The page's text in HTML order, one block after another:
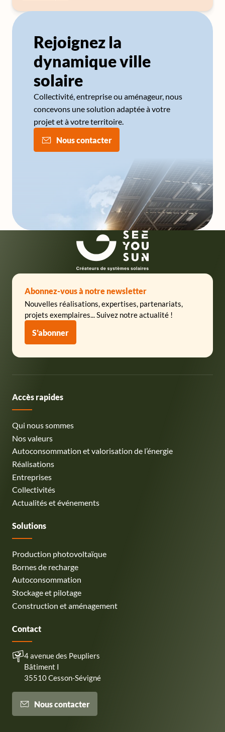
Rejoignez la
dynamique ville
solaire
Collectivité, entreprise ou aménageur, nous
concevons une solution adaptée à votre
projet et à votre territoire.
Nous contacter
Abonnez-vous à notre newsletter
Nouvelles réalisations, expertises, partenariats,
projets exemplaires... Suivez notre actualité !
S’abonner
Accès rapides
Qui nous sommes
Nos valeurs
Autoconsommation et valorisation de l’énergie
Réalisations
Entreprises
Collectivités
Actualités et événements
Solutions
Production photovoltaïque
Bornes de recharge
Autoconsommation
Stockage et pilotage
Construction et aménagement
Contact
4 avenue des Peupliers
Bâtiment I
35510 Cesson-Sévigné
Nous contacter